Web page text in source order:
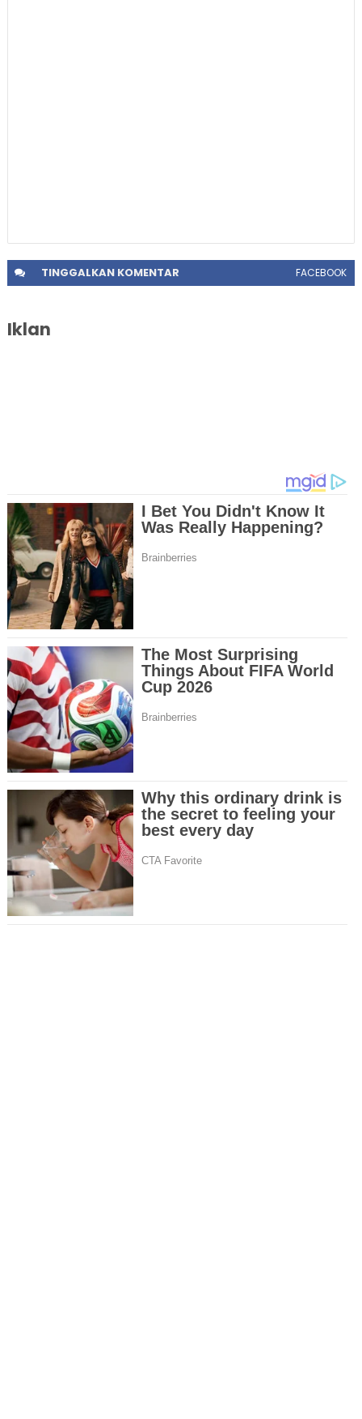
TINGGALKANKOMENTAR FACEBOOK
Iklan